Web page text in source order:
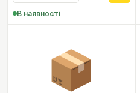
В наявності
📦